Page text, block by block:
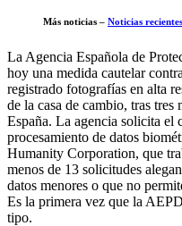
Más noticias – Noticias recientes
La Agencia Española de
hoy una medida cautelar
registrado fotografías en alta
de la casa de cambio, tras tres
España. La agencia solicita el
procesamiento de datos
Humanity Corporation, que
menos de 13 solicitudes
datos menores o que no
Es la primera vez que la
tipo.